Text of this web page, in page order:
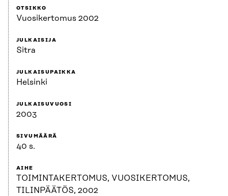
OTSIKKO
Vuosikertomus 2002
JULKAISIJA
Sitra
JULKAISUPAIKKA
Helsinki
JULKAISUVUOSI
2003
SIVUMÄÄRÄ
40 s.
AIHE
TOIMINTAKERTOMUS, VUOSIKERTOMUS,
TILINPÄÄTÖS, 2002